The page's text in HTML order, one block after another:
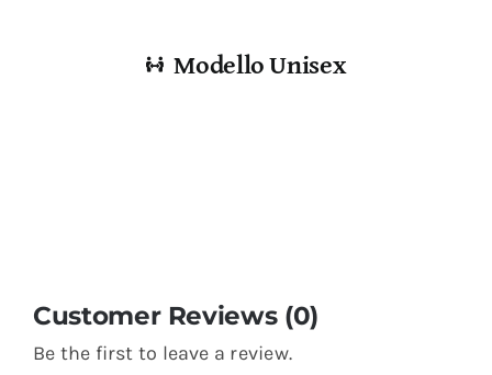
Modello Unisex
Customer Reviews (0)
Be the first to leave a review.